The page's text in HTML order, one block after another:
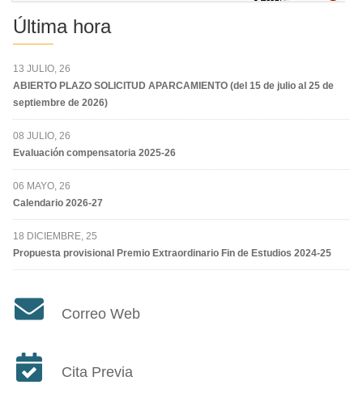
Última hora
13 JULIO, 26
ABIERTO PLAZO SOLICITUD APARCAMIENTO (del 15 de julio al 25 de
septiembre de 2026)
08 JULIO, 26
Evaluación compensatoria 2025-26
06 MAYO, 26
Calendario 2026-27
18 DICIEMBRE, 25
Propuesta provisional Premio Extraordinario Fin de Estudios 2024-25
Correo Web
Cita Previa